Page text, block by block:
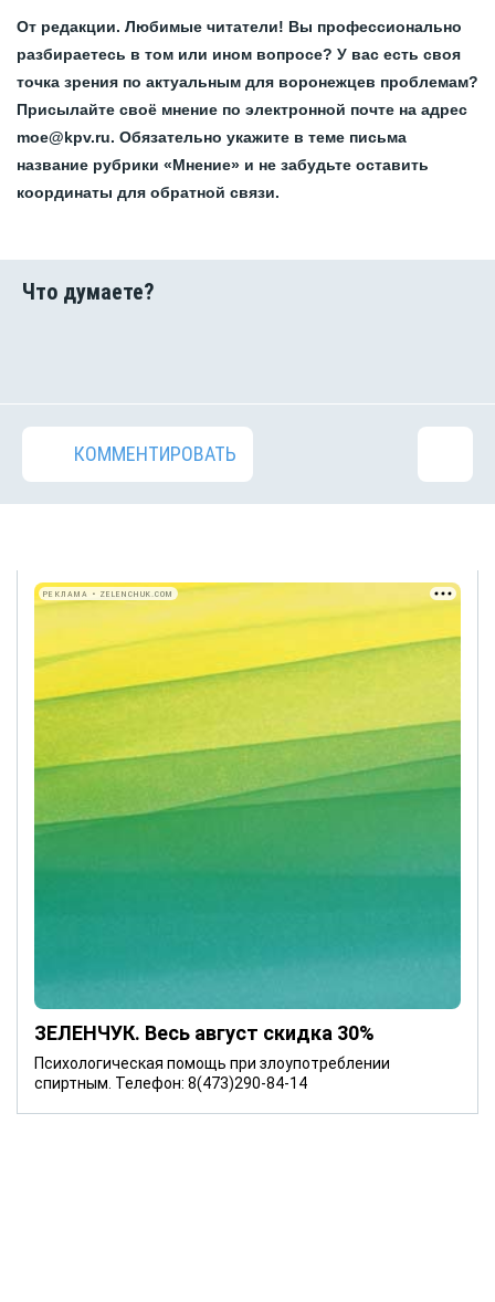
От редакции. Любимые читатели! Вы профессионально
разбираетесь в том или ином вопросе? У вас есть своя
точка зрения по актуальным для воронежцев проблемам?
Присылайте своё мнение по электронной почте на адрес
moe@kpv.ru. Обязательно укажите в теме письма
название рубрики «Мнение» и не забудьте оставить
координаты для обратной связи.
КОММЕНТИРОВАТЬ
ЗЕЛЕНЧУК. Весь август скидка 30%
Психологическая помощь при злоупотреблении
спиртным. Телефон: 8(473)290-84-14
РЕКЛАМА • ZELENCHUK.COM